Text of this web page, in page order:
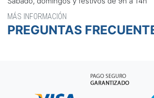
MÁS INFORMACIÓN
PREGUNTAS